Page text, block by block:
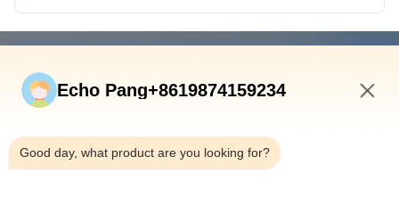
ホーム
私たちについて
工場見学
Echo Pang+8619874159234
Good day, what product are you looking for?